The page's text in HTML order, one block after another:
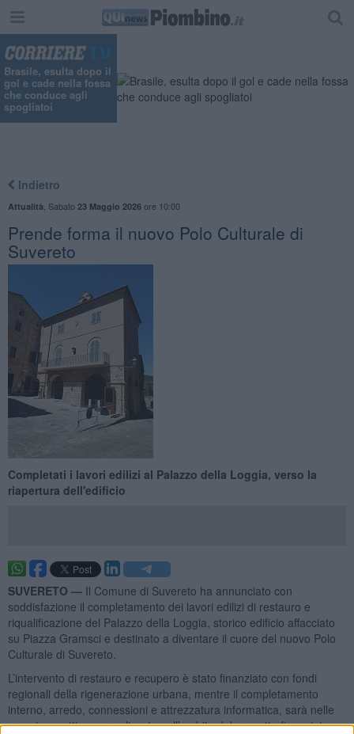
Brasile, esulta dopo il
gol e cade nella fossa
che conduce agli
spogliatoi
Indietro
Attualità Sabato 23 Maggio 2026ore 10:00
Prende forma il nuovo Polo Culturale di
Suvereto
Completati i lavori edilizi al Palazzo della Loggia, verso la
riapertura dell'edificio
SUVERETO — Il Comune di Suvereto ha annunciato con
soddisfazione il completamento dei lavori edilizi di restauro e
riqualificazione del Palazzo della Loggia, storico edificio affacciato
su Piazza Gramsci e destinato a diventare il cuore del nuovo Polo
Culturale di Suvereto.
L’intervento di restauro e recupero è stato finanziato con fondi
regionali della rigenerazione urbana, mentre il completamento
interno, arredo, connessioni e attrezzatura informatica, sarà nelle
prossime settimane realizzato nell’ambito del progetto finanziato